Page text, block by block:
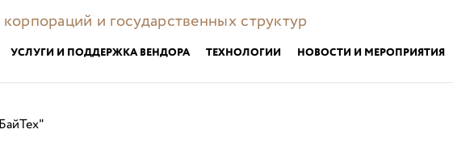
и государственных структур
УСЛУГИ И ПОДДЕРЖКА ВЕНДОРА ТЕХНОЛОГИИ НОВОСТИ И МЕРОПРИЯТИЯ